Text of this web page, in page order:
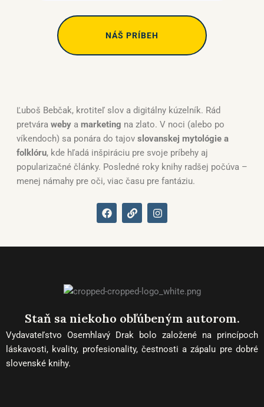
NÁŠ PRÍBEH
Ľuboš Bebčak, krotiteľ slov a digitálny kúzelník. Rád
pretvára webya marketing na zlato. V noci (alebo po
víkendoch) sa ponára do tajov slovanskej mytológie a
folklóru, kde hľadá inšpiráciu pre svoje príbehy aj
popularizačné články. Posledné roky knihy radšej počúva –
menej námahy pre oči, viac času pre fantáziu.
F
a
b
L
i
I
n
a
m
Staň sa niekoho obľúbeným autorom.
Vydavateľstvo Osemhlavý Drak bolo založené na princípoch
láskavosti, kvality, profesionality, čestnosti a zápalu pre dobré
slovenské knihy.